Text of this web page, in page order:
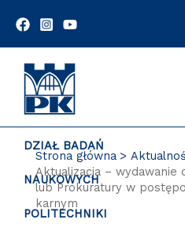
DZIAŁ BADAŃ
NAUKOWYCH
POLITECHNIKI
Strona główna
Aktualizacja – wydawanie
lub Prokuratury w
karnym